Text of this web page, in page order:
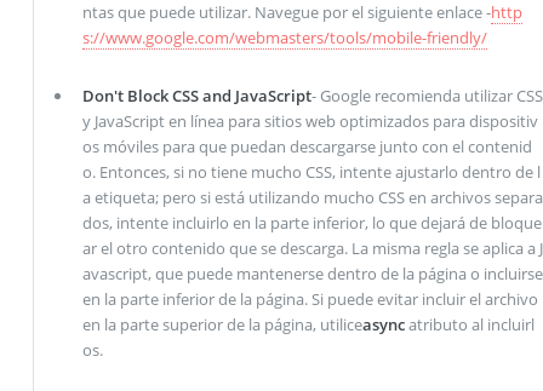
ntas que puede utilizar. Navegue por el siguiente enlace -http
s://www.google.com/webmasters/tools/mobile-friendly/
Don't Block CSS and JavaScript- Google recomienda utilizar CSS
y JavaScript en línea para sitios web optimizados para dispositiv
os móviles para que puedan descargarse junto con el contenid
o. Entonces, si no tiene mucho CSS, intente ajustarlo dentro de l
a etiqueta; pero si está utilizando mucho CSS en archivos separa
dos, intente incluirlo en la parte inferior, lo que dejará de bloque
ar el otro contenido que se descarga. La misma regla se aplica a J
avascript, que puede mantenerse dentro de la página o incluirse
en la parte inferior de la página. Si puede evitar incluir el archivo
en la parte superior de la página, utiliceasyncatributo al incluirl
os.